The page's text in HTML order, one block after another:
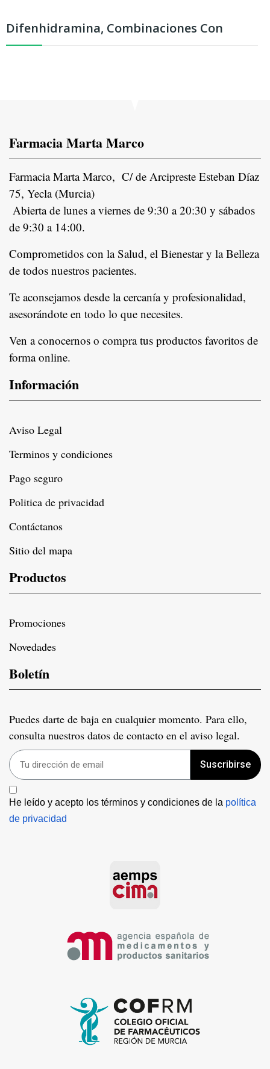
Difenhidramina, Combinaciones Con
Farmacia Marta Marco
Farmacia Marta Marco, C/ de Arcipreste Esteban Díaz
75, Yecla (Murcia)
Abierta de lunes a viernes de 9:30 a 20:30 y sábados
de 9:30 a 14:00.
Comprometidos con la Salud, el Bienestar y la Belleza
de todos nuestros pacientes.
Te aconsejamos desde la cercanía y profesionalidad,
asesorándote en todo lo que necesites.
Ven a conocernos o compra tus productos favoritos de
forma online.
Información
Aviso Legal
Terminos y condiciones
Pago seguro
Politica de privacidad
Contáctanos
Sitio del mapa
Productos
Promociones
Novedades
Boletín
Puedes darte de baja en cualquier momento. Para ello,
consulta nuestros datos de contacto en el aviso legal.
Suscribirse
He leído y acepto los términos y condiciones de la política
de privacidad